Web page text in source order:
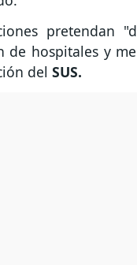
pretendan
de hospitales y
del SUS.